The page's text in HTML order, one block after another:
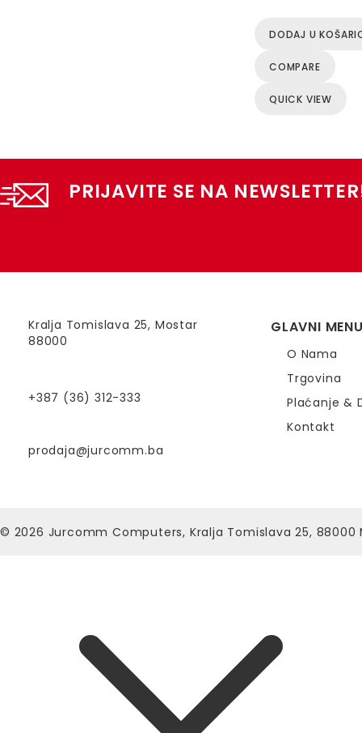
DODAJ U
COMPARE
QUICK VIEW
PRIJAVITE SE NA
Kralja Tomislava 25, Mostar
88000
+387 (36) 312-333
prodaja@jurcomm.ba
GLAVNI
O Nama
Trgovina
Plaćanje &
Kontakt
© 2026 Jurcomm Computers, Kralja Tomislava 25, 88000